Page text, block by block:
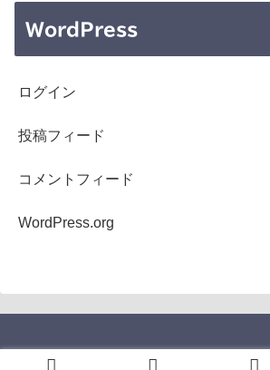
WordPress
ログイン
投稿フィード
コメントフィード
WordPress.org